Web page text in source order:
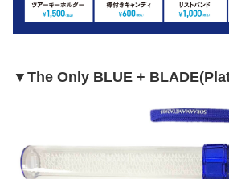
▼ The Only BLUE +